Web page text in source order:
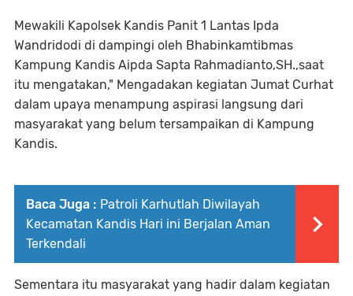
Mewakili Kapolsek Kandis Panit 1 Lantas Ipda
Wandridodi di dampingi oleh Bhabinkamtibmas
Kampung Kandis Aipda Sapta Rahmadianto,SH.,saat
itu mengatakan," Mengadakan kegiatan Jumat Curhat
dalam upaya menampung aspirasi langsung dari
masyarakat yang belum tersampaikan di Kampung
Kandis.
Baca Juga : Patroli Karhutlah Diwilayah
Kecamatan Kandis Hari ini Berjalan Aman
Terkendali
Sementara itu masyarakat yang hadir dalam kegiatan